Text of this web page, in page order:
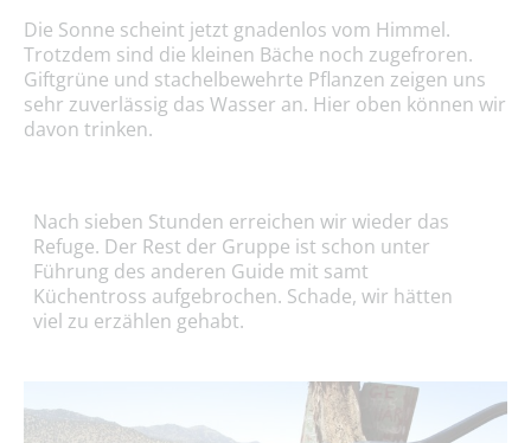
Die Sonne scheint jetzt gnadenlos vom Himmel.
Trotzdem sind die kleinen Bäche noch zugefroren.
Giftgrüne und stachelbewehrte Pflanzen zeigen uns
sehr zuverlässig das Wasser an. Hier oben können wir
davon trinken.
Nach sieben Stunden erreichen wir wieder das
Refuge. Der Rest der Gruppe ist schon unter
Führung des anderen Guide mit samt
Küchentross aufgebrochen. Schade, wir hätten
viel zu erzählen gehabt.